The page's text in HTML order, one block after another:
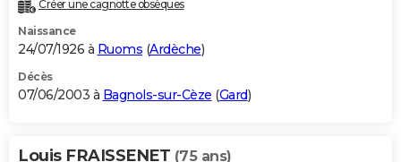
Créer une cagnotte obsèques
Naissance
24/07/1926 à Ruoms (Ardèche)
Décès
07/06/2003 à Bagnols-sur-Cèze (Gard)
Louis FRAISSENET (75 ans)